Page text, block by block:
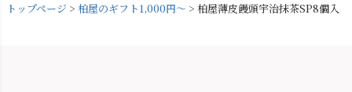
トップページ 柏屋のギフト1,000円～ 柏屋薄皮饅頭宇治抹茶SP8個入